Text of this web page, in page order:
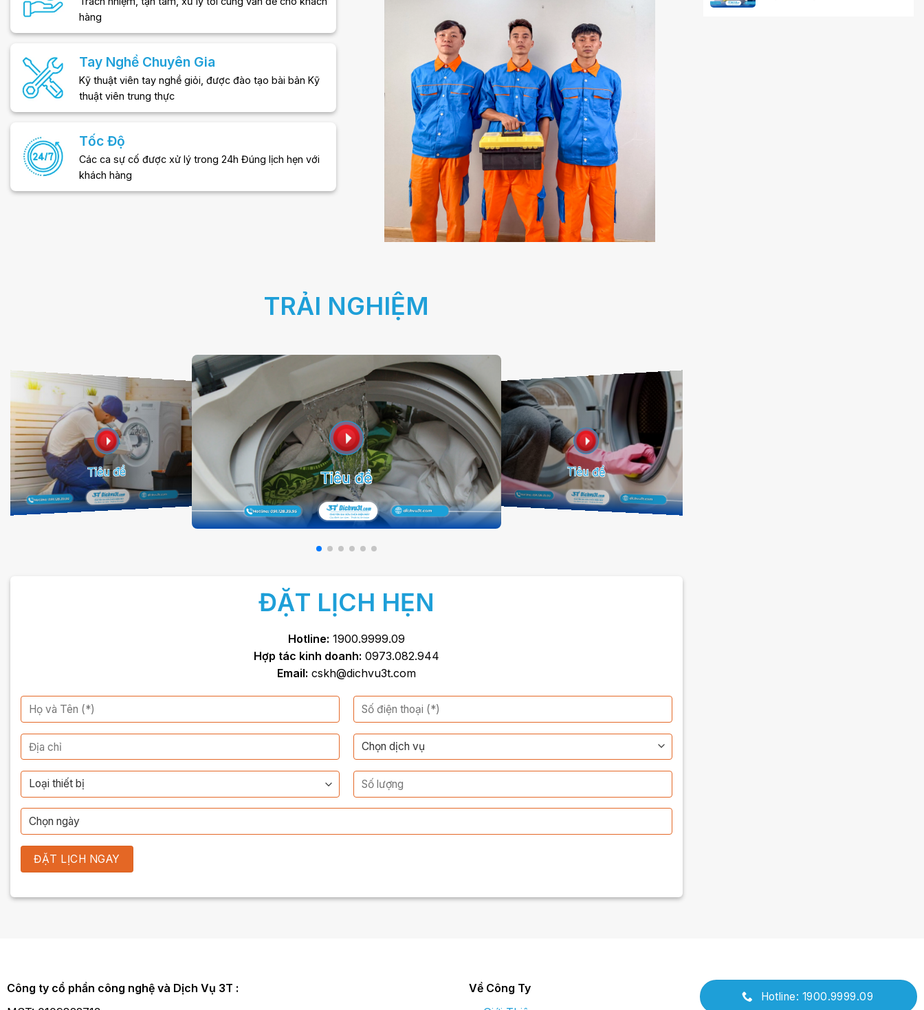
hàng
Tay Nghề Chuyên Gia
Kỹ thuật viên tay nghề giỏi, được đào tạo bài bản Kỹ
thuật viên trung thực
Tốc Độ
Các ca sự cố được xử lý trong 24h Đúng lịch hẹn với
khách hàng
TRẢI NGHIỆM
Tiêu đề Tiêu đề Tiêu đề
ĐẶT LỊCH HẸN
Hotline: 1900.9999.09
Hợp tác kinh doanh: 0973.082.944
Email: cskh@dichvu3t.com
Công ty cổ phần công nghệ và Dịch Vụ 3T :
Về Công Ty
Hotline: 1900.9999.09